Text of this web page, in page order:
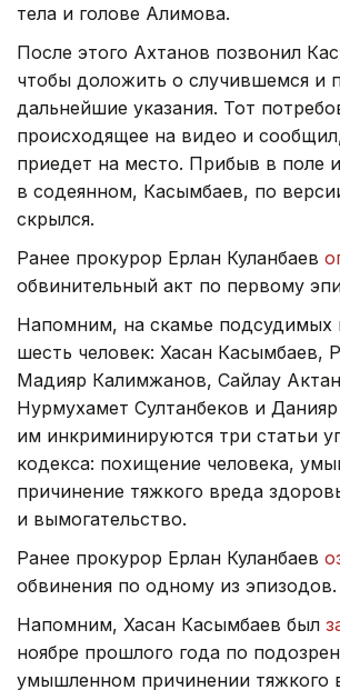
тела и голове Алимова.
После этого Ахтанов позвонил
чтобы доложить о случившемся и
дальнейшие указания. Тот
происходящее на видео и
приедет на место. Прибыв в поле
в содеянном, Касымбаев, по
скрылся.
Ранее прокурор Ерлан Куланбаев
обвинительный акт по первому
Напомним, на скамье подсудимых
шесть человек: Хасан Касымбаев,
Мадияр Калимжанов, Сайлау
Нурмухамет Султанбеков и
им инкриминируются три статьи
кодекса: похищение человека,
причинение тяжкого вреда
и вымогательство.
Ранее прокурор Ерлан Куланбаев
обвинения по одному из эпизодов.
Напомним, Хасан Касымбаев был
ноябре прошлого года по
умышленном причинении тяжкого